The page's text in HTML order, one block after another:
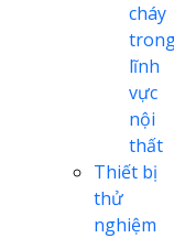
cháy
lĩnh
vực
nội
thất
Thiết bị
thử
nghiệm